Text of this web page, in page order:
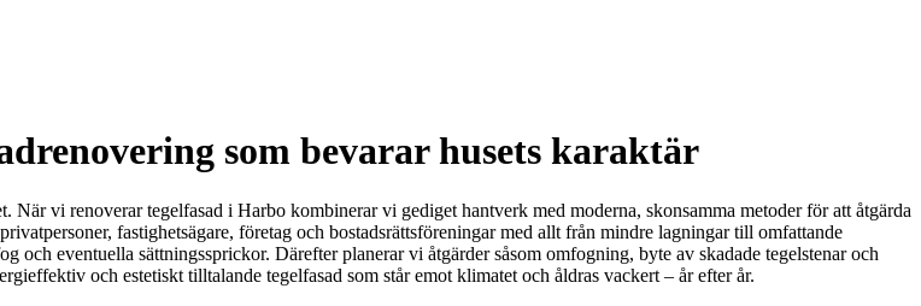
som bevarar husets karaktär
vi renoverar tegelfasad i Harbo kombinerar vi gediget hantverk med moderna, skonsamma metoder för att åtgärda
fastighetsägare, företag och bostadsrättsföreningar med allt från mindre lagningar till omfattande
eventuella sättningssprickor. Därefter planerar vi åtgärder såsom omfogning, byte av skadade tegelstenar och
och estetiskt tilltalande tegelfasad som står emot klimatet och åldras vackert – år efter år.